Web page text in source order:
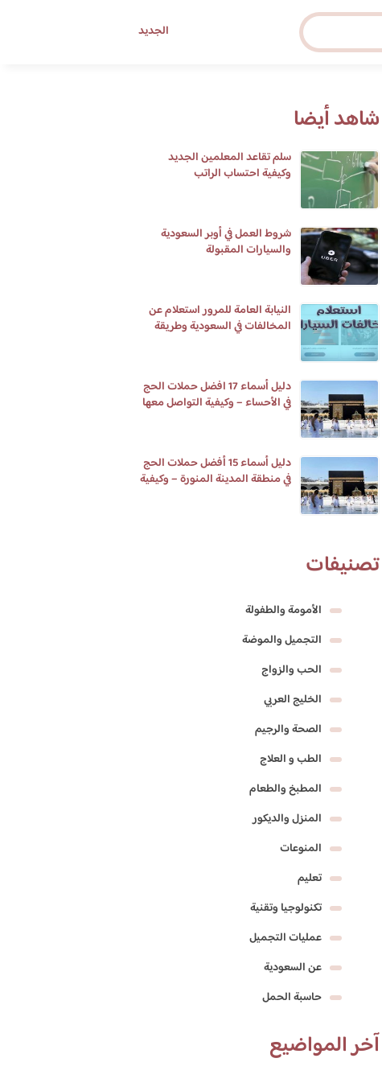
الجديد
شاهد أيضا
سلم تقاعد المعلمين الجديد
وكيفية احتساب الراتب
شروط العمل في أوبر السعودية
والسيارات المقبولة
النيابة العامة للمرور استعلام عن
المخالفات في السعودية وطريقة
دليل أسماء 17 افضل حملات الحج
في الأحساء – وكيفية التواصل معها
دليل أسماء 15 أفضل حملات الحج
في منطقة المدينة المنورة – وكيفية
تصنيفات
الأمومة والطفولة
التجميل والموضة
الحب والزواج
الخليج العربي
الصحة والرجيم
الطب و العلاج
المطبخ والطعام
المنزل والديكور
المنوعات
تعليم
تكنولوجيا وتقنية
عمليات التجميل
عن السعودية
حاسبة الحمل
آخر المواضيع